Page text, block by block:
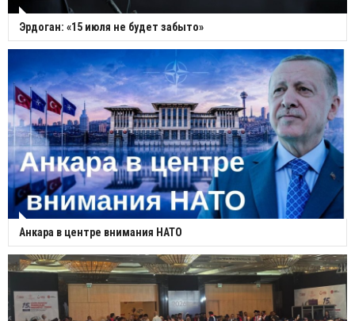
Эрдоган: «15 июля не будет забыто»
Анкара в центре внимания НАТО